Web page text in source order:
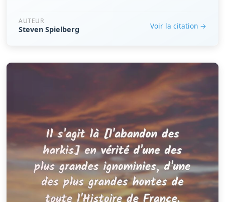
AUTEUR
Steven Spielberg Voir la citation →